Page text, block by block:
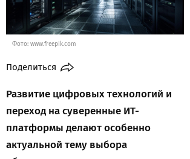
Фото: www.freepik.com
Поделиться
Развитие цифровых технологий и
переход на суверенные ИТ-
платформы делают особенно
актуальной тему выбора